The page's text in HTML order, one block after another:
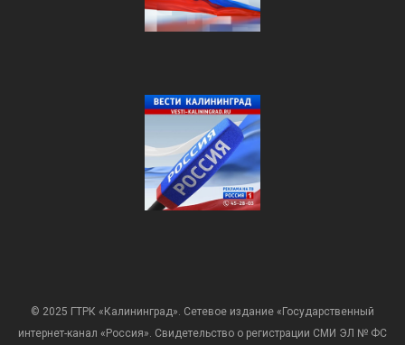
© 2025 ГТРК «Калининград». Сетевое издание «Государственный
интернет-канал «Россия». Свидетельство о регистрации СМИ ЭЛ № ФС